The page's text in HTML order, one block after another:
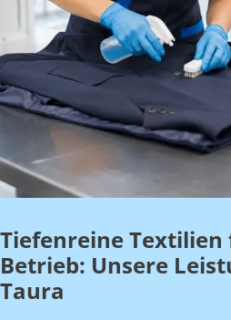
Tiefenreine
Betrieb: Unsere
Taura